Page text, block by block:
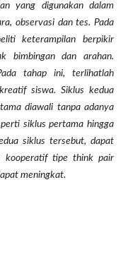
yang digunakan dalam
observasidantes.Pada
keterampilan berpikir
bimbingan dan arahan.
tahap ini, terlihatlah
siswa. Siklus kedua
diawali tanpa adanya
siklus pertama hingga
siklus tersebut, dapat
kooperatif tipe think pair
meningkat.